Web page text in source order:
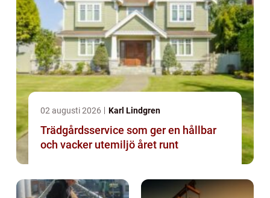
02 augusti 2026 Karl Lindgren
Trädgårdsservice som ger en hållbar
och vacker utemiljö året runt